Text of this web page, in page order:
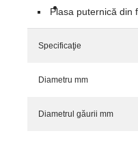
Plasa puternică din
Specificaţie
Diametru mm
Diametrul găurii mm